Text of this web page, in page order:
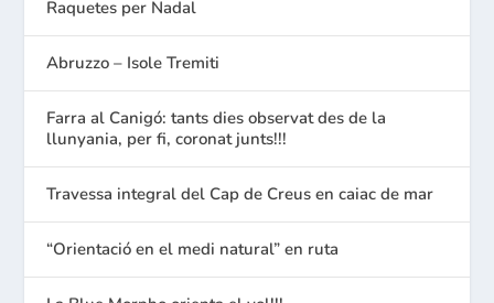
Raquetes per Nadal
Abruzzo – Isole Tremiti
Farra al Canigó: tants dies observat des de la
llunyania, per fi, coronat junts!!!
Travessa integral del Cap de Creus en caiac de mar
“Orientació en el medi natural” en ruta